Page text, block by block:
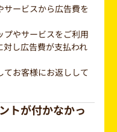
サービスから広告費を
プやサービスをご利用
し広告費が支払われ
てお客様にお返しして
トが付かなかっ